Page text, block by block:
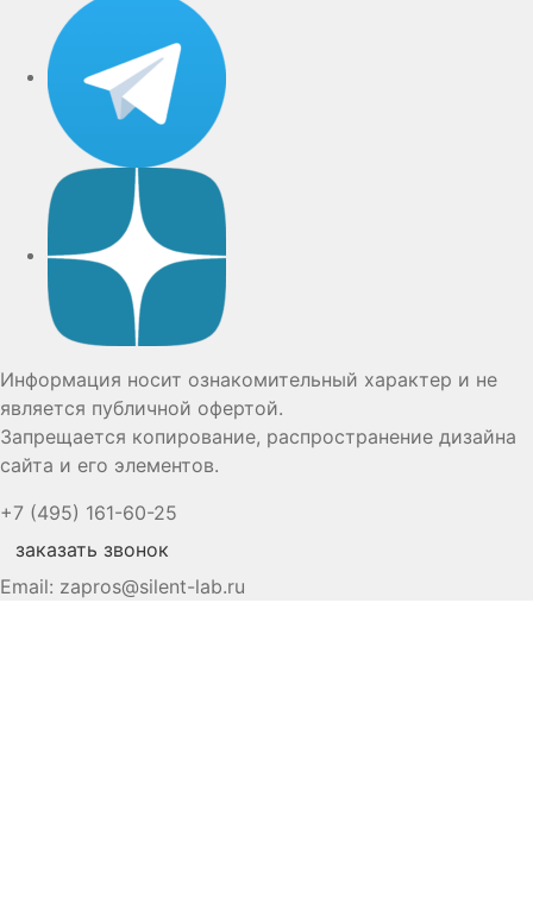
Информация носит ознакомительный характер и не
является публичной офертой.
Запрещается копирование, распространение дизайна
сайта и его элементов.
+7 (495) 161-60-25
заказать звонок
Email: zapros@silent-lab.ru